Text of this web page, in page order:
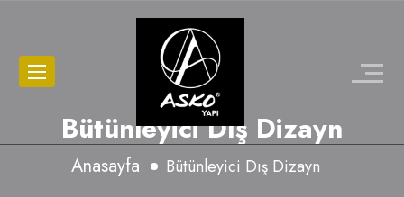
Bütünleyici Dış Dizayn
Anasayfa Bütünleyici Dış Dizayn